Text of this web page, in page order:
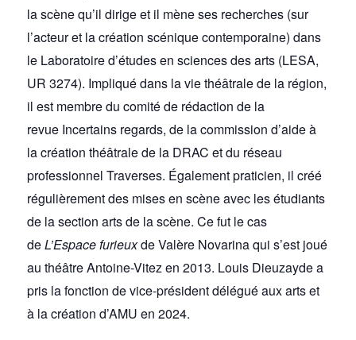
la scène qu’il dirige et il mène ses recherches (sur
l’acteur et la création scénique contemporaine) dans
le Laboratoire d’études en sciences des arts (LESA,
UR 3274). Impliqué dans la vie théâtrale de la région,
il est membre du comité de rédaction de la
revue Incertains regards, de la commission d’aide à
la création théâtrale de la DRAC et du réseau
professionnel Traverses. Également praticien, il créé
régulièrement des mises en scène avec les étudiants
de la section arts de la scène. Ce fut le cas
deL’Espace furieuxde Valère Novarina qui s’est joué
au théâtre Antoine-Vitez en 2013. Louis Dieuzayde a
pris la fonction de vice-président délégué aux arts et
à la création d’AMU en 2024.